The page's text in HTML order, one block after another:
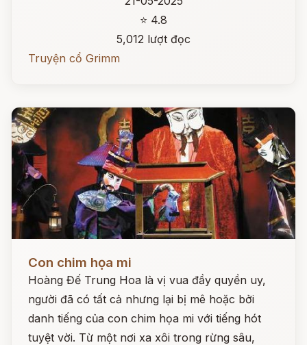
⭐ 4.8
5,012 lượt đọc
Truyện cổ Grimm
Con chim họa mi
Hoàng Đế Trung Hoa là vị vua đầy quyền uy,
người đã có tất cả nhưng lại bị mê hoặc bởi
danh tiếng của con chim họa mi với tiếng hót
tuyệt vời. Từ một nơi xa xôi trong rừng sâu,